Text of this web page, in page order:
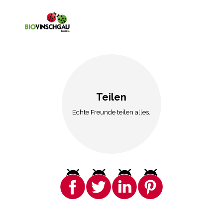
Teilen
Echte Freunde teilen alles.